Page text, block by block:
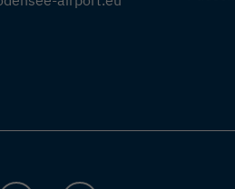
info@bodensee-airport.eu